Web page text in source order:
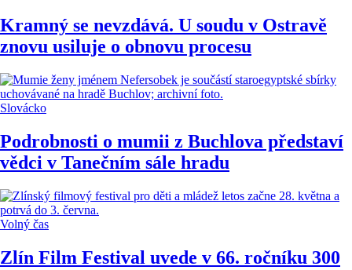
Kramný se nevzdává. U soudu v Ostravě
znovu usiluje o obnovu procesu
Slovácko
Podrobnosti o mumii z Buchlova představí
vědci v Tanečním sále hradu
Volný čas
Zlín Film Festival uvede v 66. ročníku 300